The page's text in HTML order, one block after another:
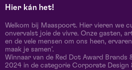
Hier kán het!
Welkom bij Maaspoort. Hier vieren we
onvervalst joie de vivre. Onze gasten,
en de vele mensen om ons heen,
maak je samen’.
Winnaar van de Red Dot Award Brands
2024 in de categorie Corporate Design